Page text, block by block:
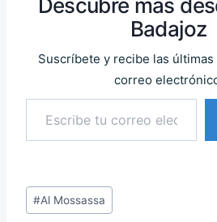
Descubre más
Badajoz
Suscríbete y recibe las
correo
Escribe tu correo electrónico…
Etiquetas
de
#Al Mossassa